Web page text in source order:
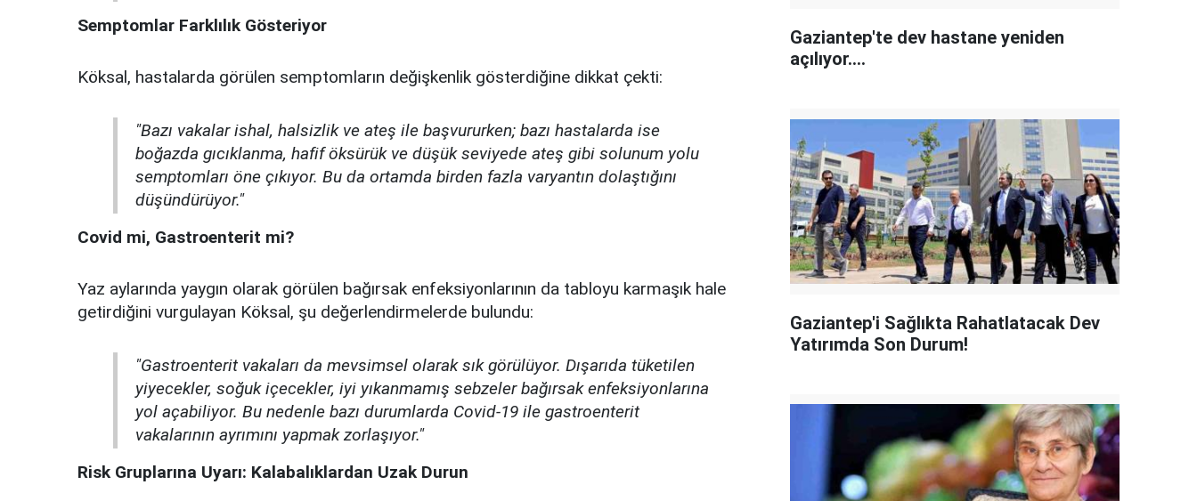
Semptomlar Farklılık Gösteriyor
Köksal, hastalarda görülen semptomların değişkenlik gösterdiğine dikkat çekti:
"Bazı vakalar ishal, halsizlik ve ateş ile başvururken; bazı hastalarda ise
boğazda gıcıklanma, hafif öksürük ve düşük seviyede ateş gibi solunum yolu
semptomları öne çıkıyor. Bu da ortamda birden fazla varyantın dolaştığını
düşündürüyor."
Covid mi, Gastroenterit mi?
Yaz aylarında yaygın olarak görülen bağırsak enfeksiyonlarının da tabloyu karmaşık hale
getirdiğini vurgulayan Köksal, şu değerlendirmelerde bulundu:
"Gastroenterit vakaları da mevsimsel olarak sık görülüyor. Dışarıda tüketilen
yiyecekler, soğuk içecekler, iyi yıkanmamış sebzeler bağırsak enfeksiyonlarına
yol açabiliyor. Bu nedenle bazı durumlarda Covid-19 ile gastroenterit
vakalarının ayrımını yapmak zorlaşıyor."
Risk Gruplarına Uyarı: Kalabalıklardan Uzak Durun
Gaziantep'te dev hastane yeniden
açılıyor....
Gaziantep'i Sağlıkta Rahatlatacak Dev
Yatırımda Son Durum!